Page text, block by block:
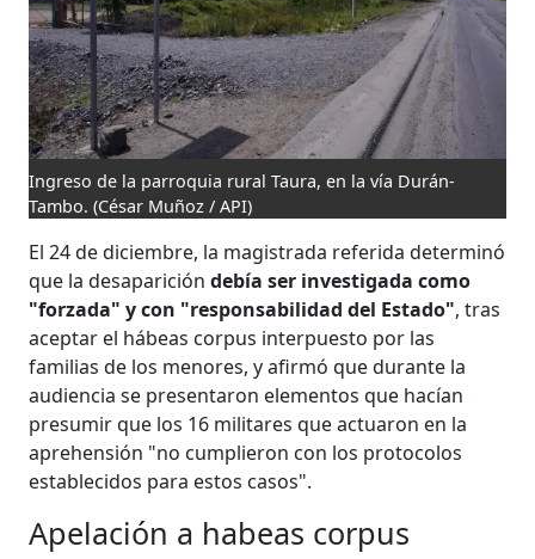
Ingreso de la parroquia rural Taura, en la vía Durán-
Tambo. (César Muñoz / API)
El 24 de diciembre, la magistrada referida determinó
que la desaparicióndebía ser investigada como
"forzada" y con "responsabilidad del Estado", tras
aceptar el hábeas corpus interpuesto por las
familias de los menores, y afirmó que durante la
audiencia se presentaron elementos que hacían
presumir que los 16 militares que actuaron en la
aprehensión "no cumplieron con los protocolos
establecidos para estos casos".
Apelación a habeas corpus